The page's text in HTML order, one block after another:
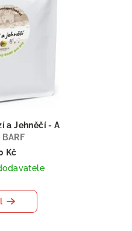
a Jehněčí - A
Kč